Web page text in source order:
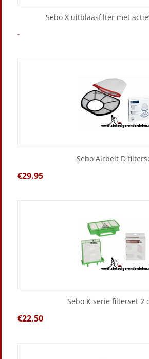
Sebo X uitblaasfilter met
-
Sebo Airbelt D
€29.95
Sebo K serie filterset 2
€22.50